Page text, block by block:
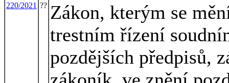
220/2021 ?? Zákon, kterým se
trestním řízení
pozdějších předpisů,